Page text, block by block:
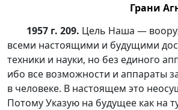
Грани
1957 г. 209. Цель Наша —
всеми настоящими и будущими
техники и науки, но без единого
ибо все возможности и аппараты
в человеке. В настоящем это
Потому Указую на будущее как на